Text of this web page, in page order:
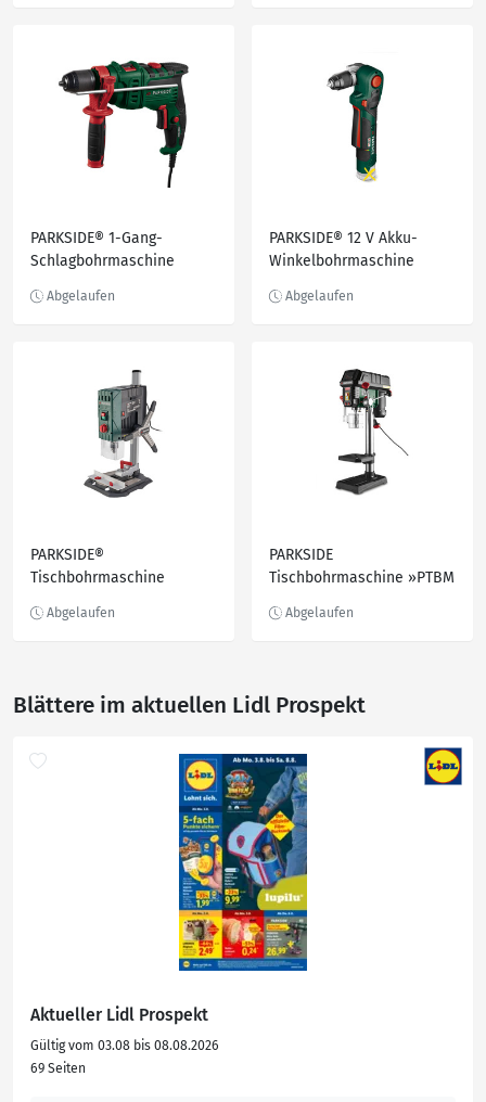
PARKSIDE® 1-Gang-
Schlagbohrmaschine
Nm
PARKSIDE® 12 V Akku-
Winkelbohrmaschine
und Ladegerät
PARKSIDE®
Tischbohrmaschine
elektronische
PARKSIDE
Tischbohrmaschine »PTBM
Blättere im aktuellen Lidl Prospekt
Aktueller Lidl Prospekt
Gültig vom 03.08 bis 08.08.2026
69 Seiten